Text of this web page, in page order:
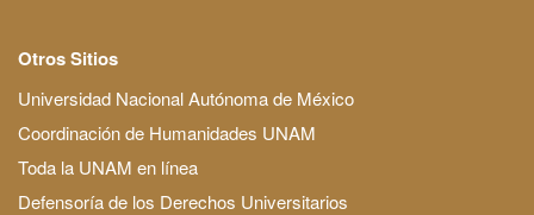
Otros Sitios
Universidad Nacional Autónoma de México
Coordinación de Humanidades UNAM
Toda la UNAM en línea
Defensoría de los Derechos Universitarios